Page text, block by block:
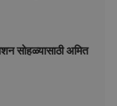
सोहळ्यासाठी अमित